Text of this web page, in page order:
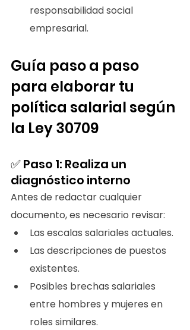
responsabilidad social
empresarial.
Guía paso a paso
para elaborar tu
política salarial según
la Ley 30709
✅ Paso 1: Realiza un
diagnóstico interno
Antes de redactar cualquier
documento, es necesario revisar:
Las escalas salariales actuales.
Las descripciones de puestos
existentes.
Posibles brechas salariales
entre hombres y mujeres en
roles similares.